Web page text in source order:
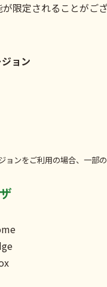
限定されることがござ
ョン
ンをご利用の場合、一部